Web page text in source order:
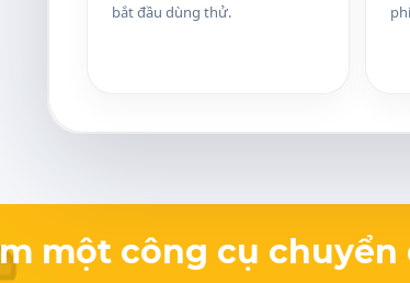
bắt đầu dùng thử.
một công cụ chuyển